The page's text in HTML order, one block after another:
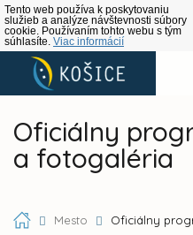
Tento web používa k poskytovaniu
služieb a analýze návštevnosti súbory
cookie. Používaním tohto webu s tým
súhlasíte. Viac informácií
Oficiálny
a fotogaléria
Mesto Oficiálny